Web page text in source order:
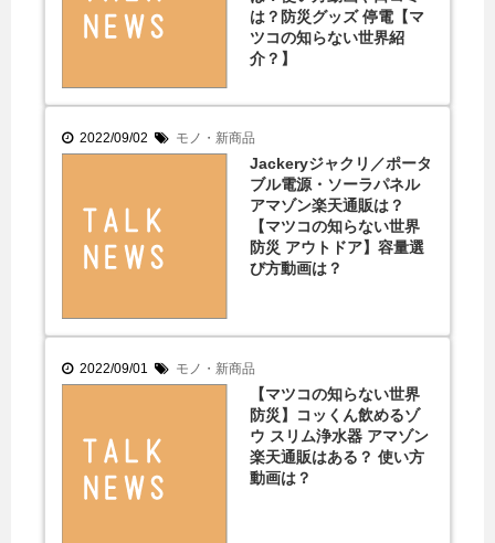
は？防災グッズ 停電【マ
ツコの知らない世界紹
介？】
2022/09/02 モノ・新商品
Jackeryジャクリ／ポータ
ブル電源・ソーラパネル
アマゾン楽天通販は？
【マツコの知らない世界
防災 アウトドア】容量選
び方動画は？
2022/09/01 モノ・新商品
【マツコの知らない世界
防災】コッくん飲めるゾ
ウ スリム浄水器 アマゾン
楽天通販はある？ 使い方
動画は？